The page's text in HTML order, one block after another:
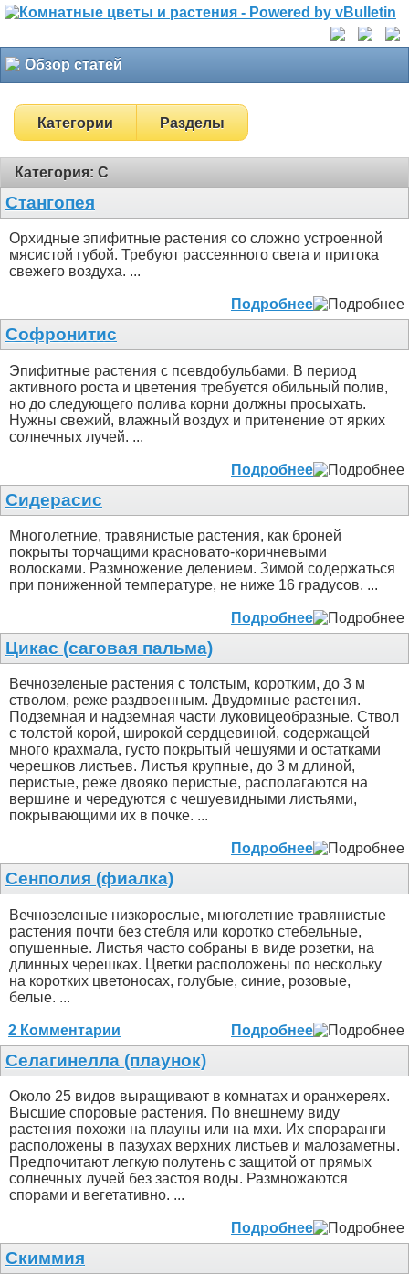
Обзор статей
Категории Разделы
Категория: С
Стангопея
Орхидные эпифитные растения со сложно устроенной
мясистой губой. Требуют рассеянного света и притока
свежего воздуха. ...
Подробнее
Софронитис
Эпифитные растения с псевдобульбами. В период
активного роста и цветения требуется обильный полив,
но до следующего полива корни должны просыхать.
Нужны свежий, влажный воздух и притенение от ярких
солнечных лучей. ...
Подробнее
Сидерасис
Многолетние, травянистые растения, как броней
покрыты торчащими красновато-коричневыми
волосками. Размножение делением. Зимой содержаться
при пониженной температуре, не ниже 16 градусов. ...
Подробнее
Цикас (саговая пальма)
Вечнозеленые растения с толстым, коротким, до 3 м
стволом, реже раздвоенным. Двудомные растения.
Подземная и надземная части луковицеобразные. Ствол
с толстой корой, широкой сердцевиной, содержащей
много крахмала, густо покрытый чешуями и остатками
черешков листьев. Листья крупные, до 3 м длиной,
перистые, реже двояко перистые, располагаются на
вершине и чередуются с чешуевидными листьями,
покрывающими их в почке. ...
Подробнее
Сенполия (фиалка)
Вечнозеленые низкорослые, многолетние травянистые
растения почти без стебля или коротко стебельные,
опушенные. Листья часто собраны в виде розетки, на
длинных черешках. Цветки расположены по нескольку
на коротких цветоносах, голубые, синие, розовые,
белые. ...
2 Комментарии Подробнее
Селагинелла (плаунок)
Около 25 видов выращивают в комнатах и оранжереях.
Высшие споровые растения. По внешнему виду
растения похожи на плауны или на мхи. Их спораранги
расположены в пазухах верхних листьев и малозаметны.
Предпочитают легкую полутень с защитой от прямых
солнечных лучей без застоя воды. Размножаются
спорами и вегетативно. ...
Подробнее
Скиммия